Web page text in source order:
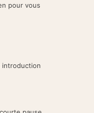
pour vous
introduction